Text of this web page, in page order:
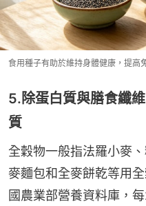
食用種子有助於維持身體健康，提高
5.除蛋白質與膳食纖
質
全穀物一般指法羅小麥
麥麵包和全麥餅乾等用
國農業部營養資料庫，